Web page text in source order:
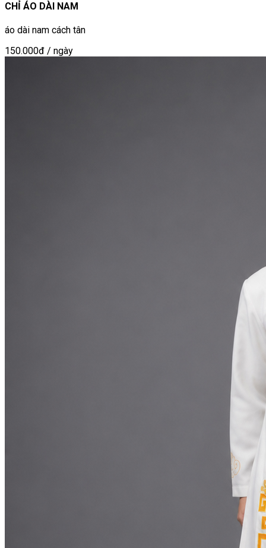
CHỈ ÁO DÀI NAM
áo dài nam cách tân
150.000đ / ngày